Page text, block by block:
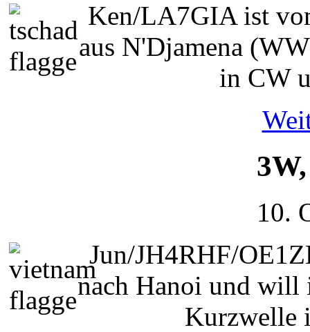
Ken/LA7GIA ist
aus N'Djamena
in CW
10.
Jun/JH4RHF/
nach Hanoi und will
Kurzwelle